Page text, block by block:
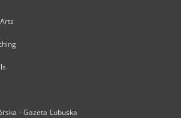
- Gazeta Lubuska